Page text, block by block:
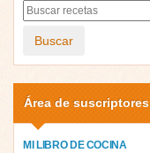
Buscar
Área de suscriptores
MI LIBRO DE COCINA